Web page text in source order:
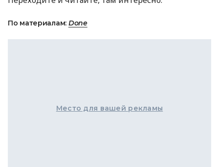
По материалам: Done
Место для вашей рекламы